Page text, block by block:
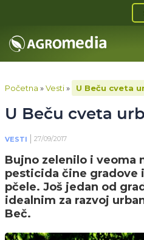
Početna »Vesti» U Beču cveta
U Beču cveta
VESTI 27/09/2017
Bujno zelenilo i veoma
pesticida čine gradove
pčele. Još jedan od
idealnim za razvoj
Beč.